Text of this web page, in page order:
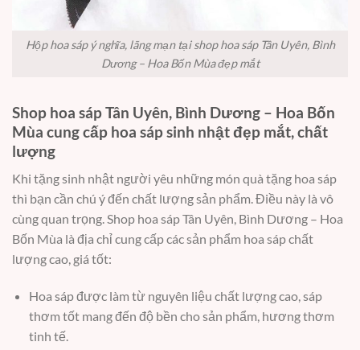
Hộp hoa sáp ý nghĩa, lãng mạn tại shop hoa sáp Tân Uyên, Bình
Dương – Hoa Bốn Mùa đẹp mắt
Shop hoa sáp Tân Uyên, Bình Dương – Hoa Bốn
Mùa cung cấp hoa sáp sinh nhật đẹp mắt, chất
lượng
Khi tặng sinh nhật người yêu những món quà tặng hoa sáp
thì bạn cần chú ý đến chất lượng sản phẩm. Điều này là vô
cùng quan trọng. Shop hoa sáp Tân Uyên, Bình Dương – Hoa
Bốn Mùa là địa chỉ cung cấp các sản phẩm hoa sáp chất
lượng cao, giá tốt:
Hoa sáp được làm từ nguyên liệu chất lượng cao, sáp
thơm tốt mang đến độ bền cho sản phẩm, hương thơm
tinh tế.